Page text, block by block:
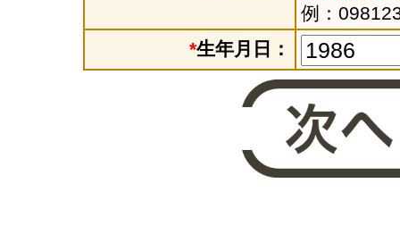
例：
*生年月日：